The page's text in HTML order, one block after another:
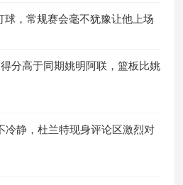
，常规赛会毫不犹豫让他上场
分高于同期姚明阿联，篮板比姚
冷静，杜兰特现身评论区激烈对